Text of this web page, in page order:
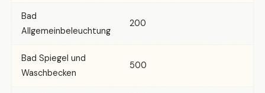
Bad
Allgemeinbeleuchtung
200
Bad Spiegel und
Waschbecken
500